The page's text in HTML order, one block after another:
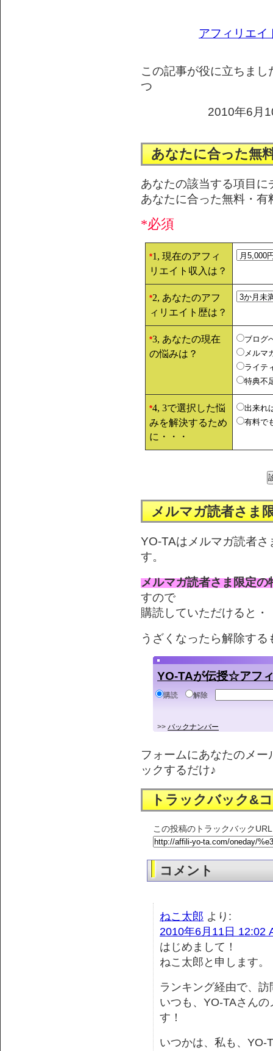
アフィリエイ
この記事が役に立ちま
つ
2010年6月
あなたに合った無
あなたの該当する項目
あなたに合った無料・
*必須
*1, 現在のアフィ
リエイト収入は？
*2, あなたのアフ
ィリエイト歴は？
*3, あなたの現在
の悩みは？
ブログ
メルマ
ライテ
特典不
*4, 3で選択した悩
みを解決するため
に・・・
出来れ
有料で
メルマガ読者さま
YO-TAはメルマガ読者
す。
メルマガ読者さま限定の
すので
購読していただけると
うざくなったら解除す
YO-TAが伝授☆アフ
購読 解除
>> バックナンバー
フォームにあなたのメ
ックするだけ♪
トラックバック&
この投稿のトラックバック
コメント
ねこ太郎 より:
2010年6月11日 12:02
はじめまして！
ねこ太郎と申します。
ランキング経由で、
いつも、YO-TAさん
す！
いつかは、私も、YO-